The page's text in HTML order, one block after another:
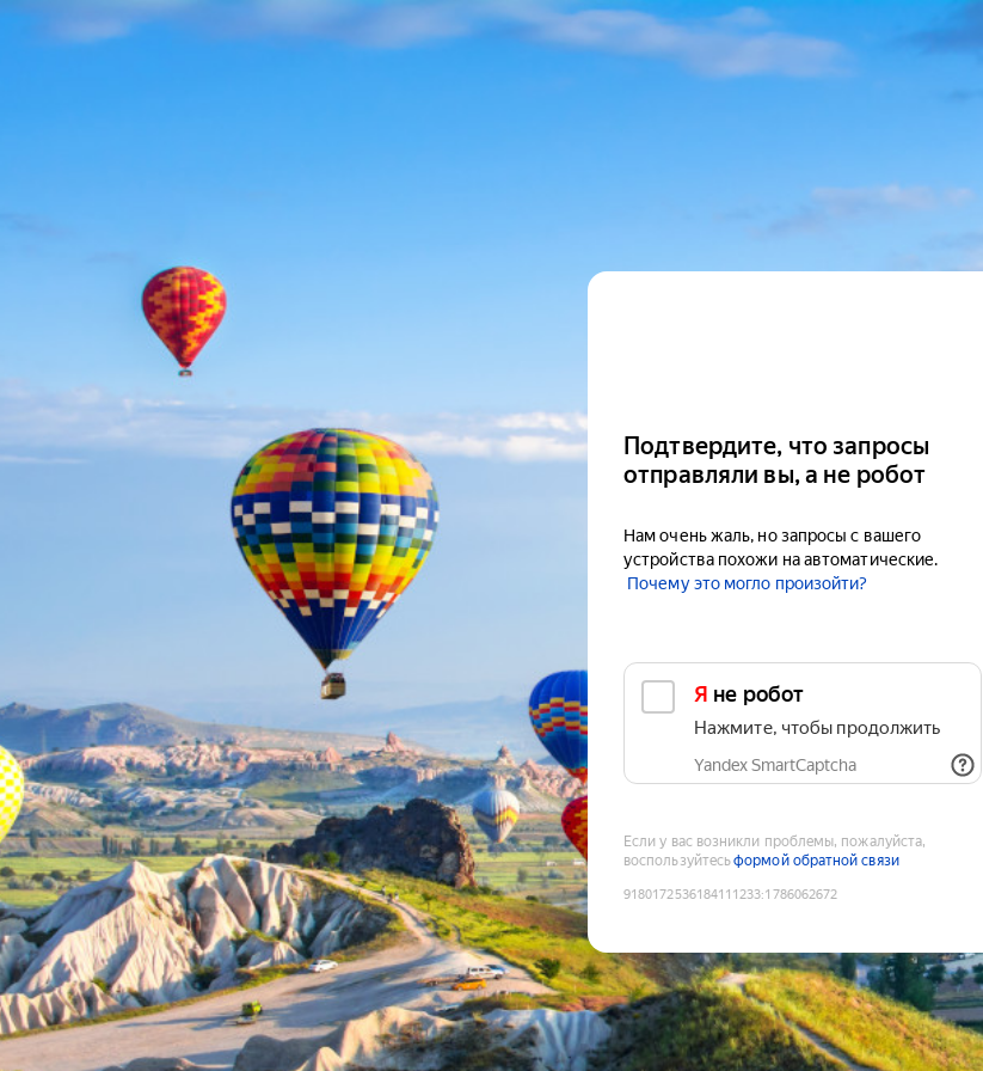
Подтвердите, что запросы
отправляли вы, а не робот
Нам очень жаль, но запросы с вашего
устройства похожи на автоматические.
Почему это могло произойти?
Я не робот
Нажмите, чтобы продолжить
Yandex SmartCaptcha
Если у вас возникли проблемы, пожалуйста,
воспользуйтесьформой обратной связи
9180172536184111233:1786062672